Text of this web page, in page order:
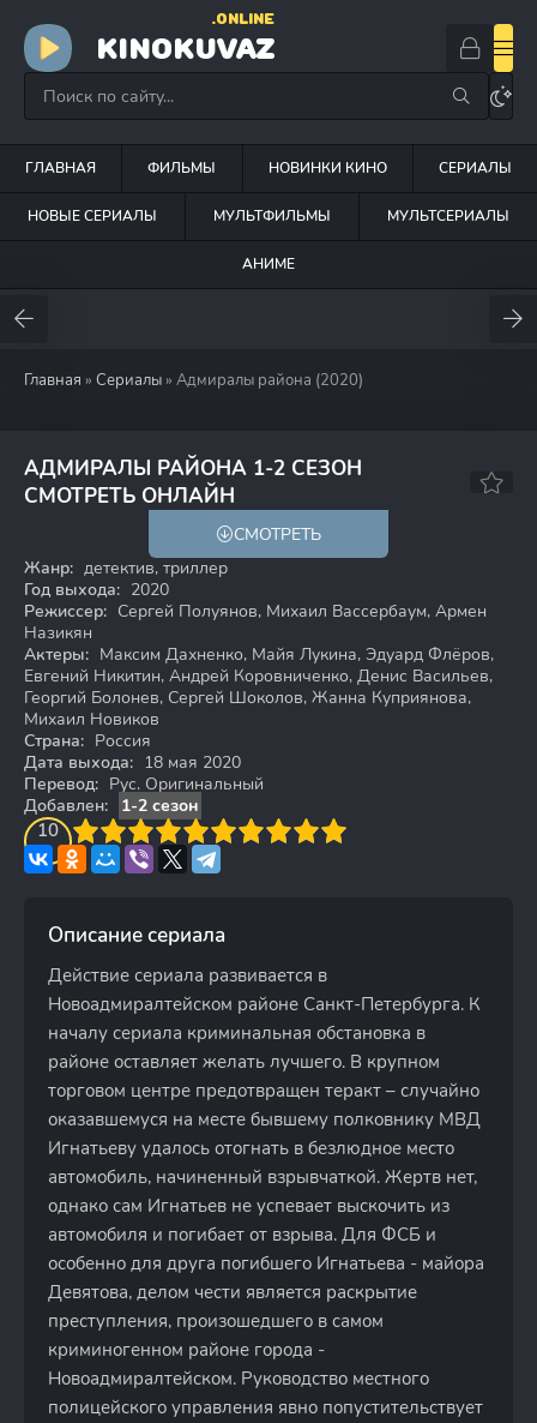
KINOKUVAZ
.ONLINE
ГЛАВНАЯ ФИЛЬМЫ НОВИНКИ КИНО СЕРИАЛЫ
НОВЫЕ СЕРИАЛЫ МУЛЬТФИЛЬМЫ МУЛЬТСЕРИАЛЫ
АНИМЕ
Главная » Сериалы » Адмиралы района (2020)
АДМИРАЛЫ РАЙОНА 1-2 СЕЗОН
СМОТРЕТЬ ОНЛАЙН
6.7
СМОТРЕТЬ
Жанр: детектив, триллер
Год выхода: 2020
Режиссер: Сергей Полуянов, Михаил Вассербаум, Армен
Назикян
Актеры: Максим Дахненко, Майя Лукина, Эдуард Флёров,
Евгений Никитин, Андрей Коровниченко, Денис Васильев,
Георгий Болонев, Сергей Шоколов, Жанна Куприянова,
Михаил Новиков
Страна: Россия
Дата выхода: 18 мая 2020
Перевод: Рус. Оригинальный
Добавлен:
1-2 сезон
10
4 5 6 7 8 9 10
Описание сериала
Действие сериала развивается в
Новоадмиралтейском районе Санкт-Петербурга. К
началу сериала криминальная обстановка в
районе оставляет желать лучшего. В крупном
торговом центре предотвращен теракт – случайно
оказавшемуся на месте бывшему полковнику МВД
Игнатьеву удалось отогнать в безлюдное место
автомобиль, начиненный взрывчаткой. Жертв нет,
однако сам Игнатьев не успевает выскочить из
автомобиля и погибает от взрыва. Для ФСБ и
особенно для друга погибшего Игнатьева - майора
Девятова, делом чести является раскрытие
преступления, произошедшего в самом
криминогенном районе города -
Новоадмиралтейском. Руководство местного
полицейского управления явно попустительствует